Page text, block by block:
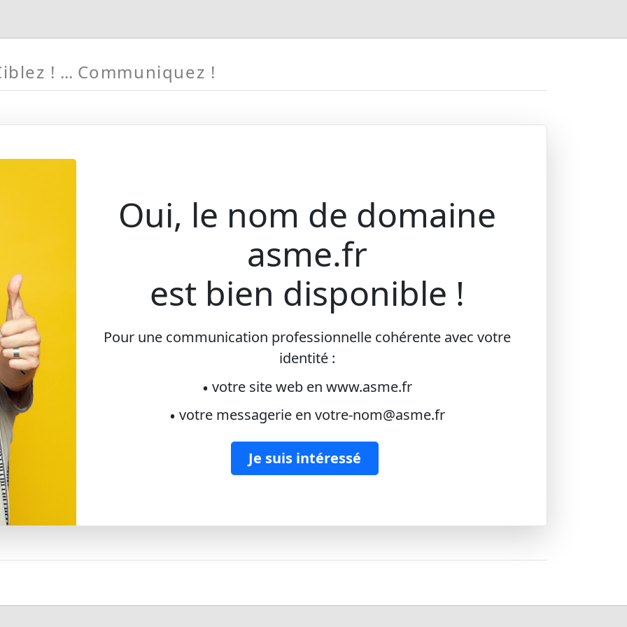
! Communiquez !
Oui, le nom de domaine
asme.fr
est bien disponible !
Pour une communication professionnelle cohérente avec votre
identité :
• votre site web en www.asme.fr
• votre messagerie en votre-nom@asme.fr
Je suis intéressé